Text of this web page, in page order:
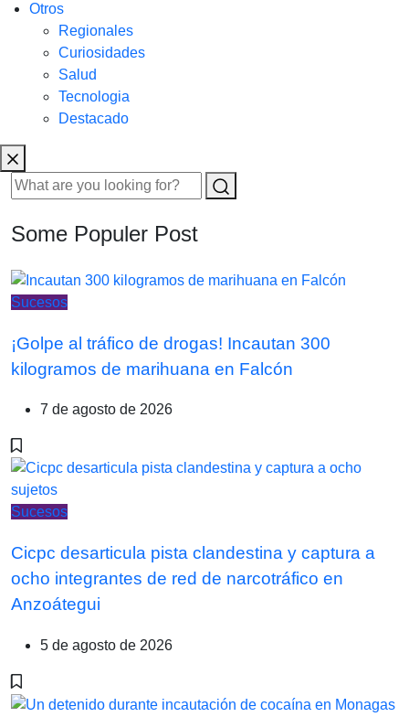
Otros
Regionales
Curiosidades
Salud
Tecnologia
Destacado
Some Populer Post
Sucesos
¡Golpe al tráfico de drogas! Incautan 300
kilogramos de marihuana en Falcón
7 de agosto de 2026
Sucesos
Cicpc desarticula pista clandestina y captura a
ocho integrantes de red de narcotráfico en
Anzoátegui
5 de agosto de 2026